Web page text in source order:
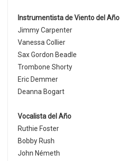
Instrumentista de Viento del Año
Jimmy Carpenter
Vanessa Collier
Sax Gordon Beadle
Trombone Shorty
Eric Demmer
Deanna Bogart
Vocalista del Año
Ruthie Foster
Bobby Rush
John Németh